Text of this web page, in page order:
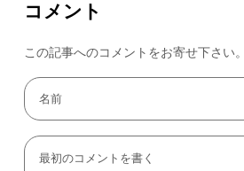
コメント
この記事へのコメントをお寄せ下さい。